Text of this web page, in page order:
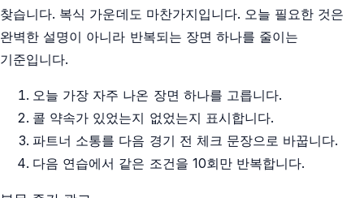
찾습니다. 복식 가운데도 마찬가지입니다. 오늘 필요한 것은
완벽한 설명이 아니라 반복되는 장면 하나를 줄이는
기준입니다.
오늘 가장 자주 나온 장면 하나를 고릅니다.
콜 약속가 있었는지 없었는지 표시합니다.
파트너 소통를 다음 경기 전 체크 문장으로 바꿉니다.
다음 연습에서 같은 조건을 10회만 반복합니다.